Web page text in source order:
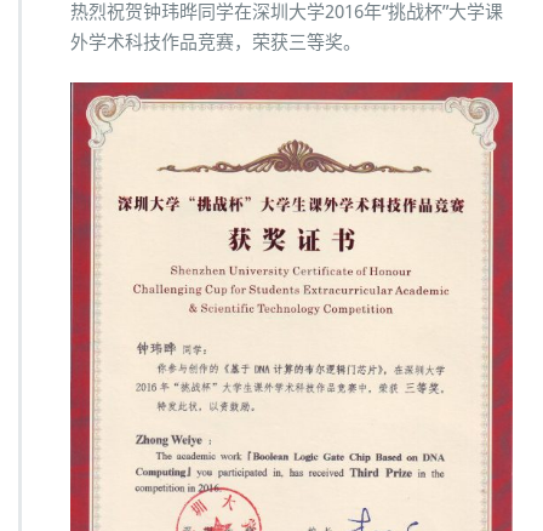
热烈祝贺钟玮晔同学在深圳大学2016年“挑战杯”大学课
外学术科技作品竞赛，荣获三等奖。